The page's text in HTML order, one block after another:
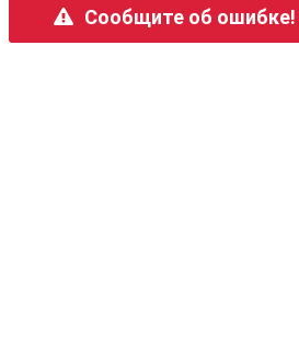
Сообщите об ошибке!